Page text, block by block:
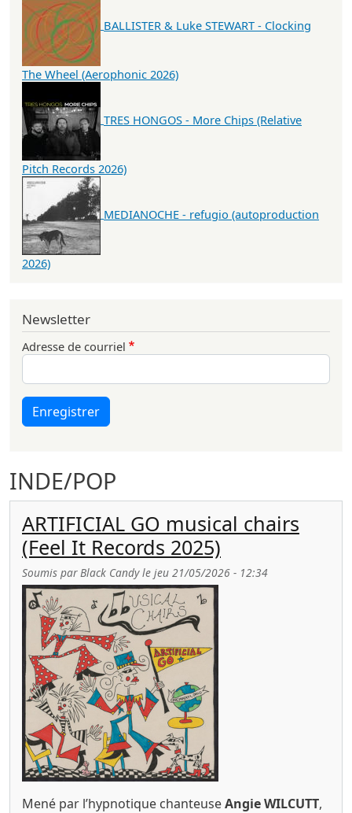
INDE/POP
ARTIFICIAL GO musical chairs
(Feel It Records 2025)
Soumis par Black Candyle jeu 21/05/2026 - 12:34
Mené par l’hypnotique chanteuseAngie WILCUTT,
BALLISTER & Luke STEWART - Clocking
The Wheel (Aerophonic 2026)
TRES HONGOS - More Chips (Relative
Pitch Records 2026)
MEDIANOCHE - refugio (autoproduction
2026)
Newsletter
Adresse de courriel
Enregistrer